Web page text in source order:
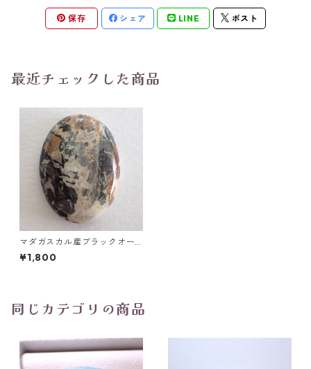
保存 シェア LINE ポスト
最近チェックした商品
マダガスカル産ブラックオー
シャンジャスパー オーバルカ
ボションルース 34ct 30mm*
¥1,800
同じカテゴリの商品